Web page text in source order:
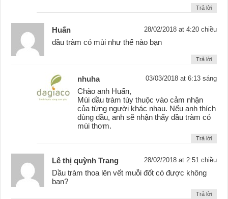
Trả lời
Huấn 28/02/2018 at 4:20 chiều
dầu tràm có mùi như thế nào bạn
Trả lời
nhuha 03/03/2018 at 6:13 sáng
Chào anh Huấn,
Mùi dầu tràm tùy thuộc vào cảm nhận
của từng người khác nhau. Nếu anh thích
dùng dầu, anh sẽ nhận thấy dầu tràm có
mùi thơm.
Trả lời
Lê thị quỳnh Trang 28/02/2018 at 2:51 chiều
Dầu tràm thoa lên vết muỗi đốt có được không
bạn?
Trả lời